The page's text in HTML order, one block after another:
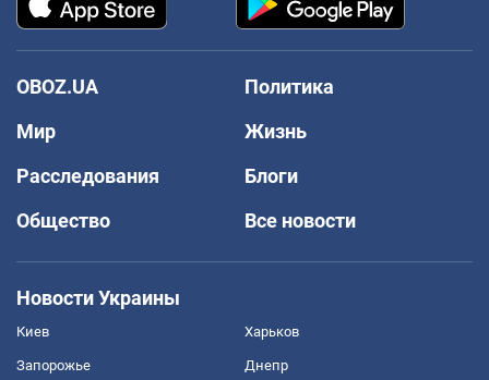
OBOZ.UA
Политика
Мир
Жизнь
Расследования
Блоги
Общество
Все новости
Новости Украины
Киев Харьков
Запорожье Днепр